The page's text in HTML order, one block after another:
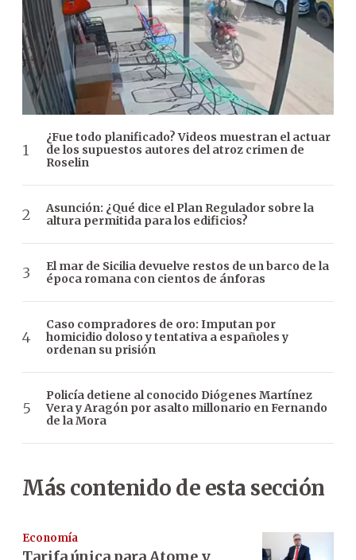
¿Fue todo planificado? Videos muestran el actuar
de los supuestos autores del atroz crimen de
Roselin
Asunción: ¿Qué dice el Plan Regulador sobre la
altura permitida para los edificios?
El mar de Sicilia devuelve restos de un barco de la
época romana con cientos de ánforas
Caso compradores de oro: Imputan por
homicidio doloso y tentativa a españoles y
ordenan su prisión
Policía detiene al conocido Diógenes Martínez
Vera y Aragón por asalto millonario en Fernando
de la Mora
Más contenido de esta sección
Economía